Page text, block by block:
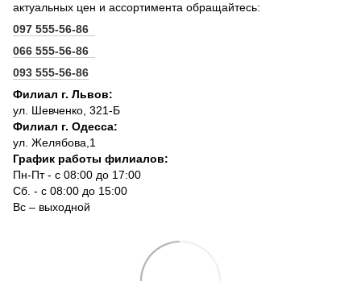
актуальных цен и ассортимента обращайтесь:
097 555-56-86
066 555-56-86
093 555-56-86
Филиал г. Львов:
ул. Шевченко, 321-Б
Филиал г. Одесса:
ул. Желябова,1
График работы филиалов:
Пн-Пт - с 08:00 до 17:00
Сб. - с 08:00 до 15:00
Вс – выходной